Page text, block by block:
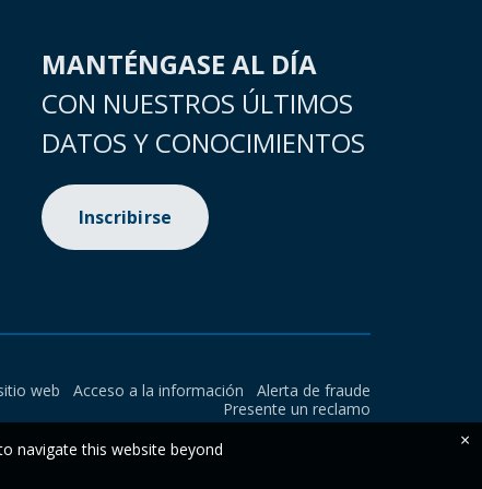
MANTÉNGASE AL DÍA
CON NUESTROS ÚLTIMOS
DATOS Y CONOCIMIENTOS
Inscribirse
web Acceso a la información
Alerta de fraude
Presente un reclamo
navigate this website beyond
×